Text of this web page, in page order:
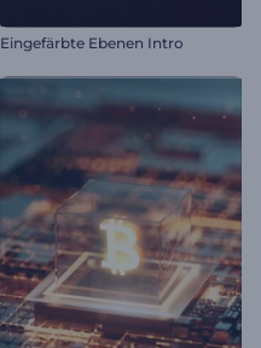
Eingefärbte Ebenen Intro